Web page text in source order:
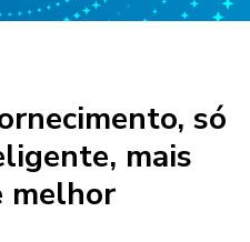
só
mais
melhor